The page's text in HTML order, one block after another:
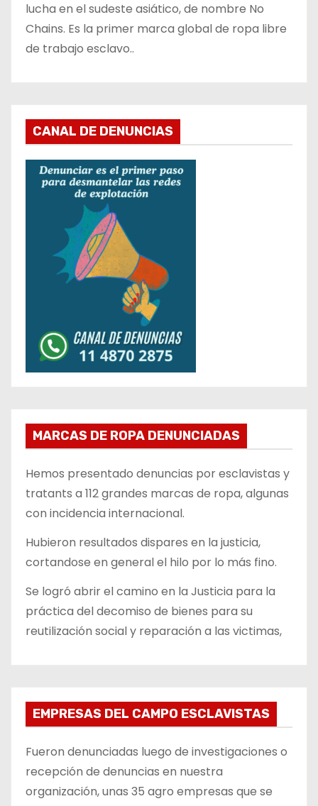
lucha en el sudeste asiático, de nombre No
Chains. Es la primer marca global de ropa libre
de trabajo esclavo..
CANAL DE DENUNCIAS
MARCAS DE ROPA DENUNCIADAS
Hemos presentado denuncias por esclavistas y
tratants a 112 grandes marcas de ropa, algunas
con incidencia internacional.
Hubieron resultados dispares en la justicia,
cortandose en general el hilo por lo más fino.
Se logró abrir el camino en la Justicia para la
práctica del decomiso de bienes para su
reutilización social y reparación a las victimas,
EMPRESAS DEL CAMPO ESCLAVISTAS
Fueron denunciadas luego de investigaciones o
recepción de denuncias en nuestra
organización, unas 35 agro empresas que se